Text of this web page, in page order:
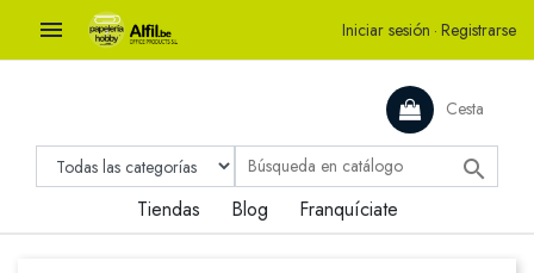
 Iniciar sesión · Registrarse
Cesta

Tiendas Blog Franquíciate